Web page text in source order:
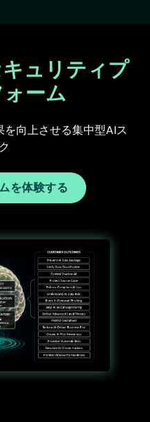
ュリティプ
ーム
向上させる集中型AIス
を体験する